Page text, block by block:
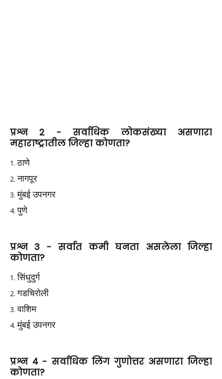
प्रश्न 2 - सर्वाधिक लोकसंख्या असणारा
महाराष्ट्रातील जिल्हा कोणता?
ठाणे
नागपूर
मुंबई उपनगर
पुणे
प्रश्न 3 - सर्वात कमी घनता असलेला जिल्हा
कोणता?
सिंधुदुर्ग
गडचिरोली
वाशिम
मुंबई उपनगर
प्रश्न 4 - सर्वाधिक लिंग गुणोत्तर असणारा जिल्हा
कोणता?